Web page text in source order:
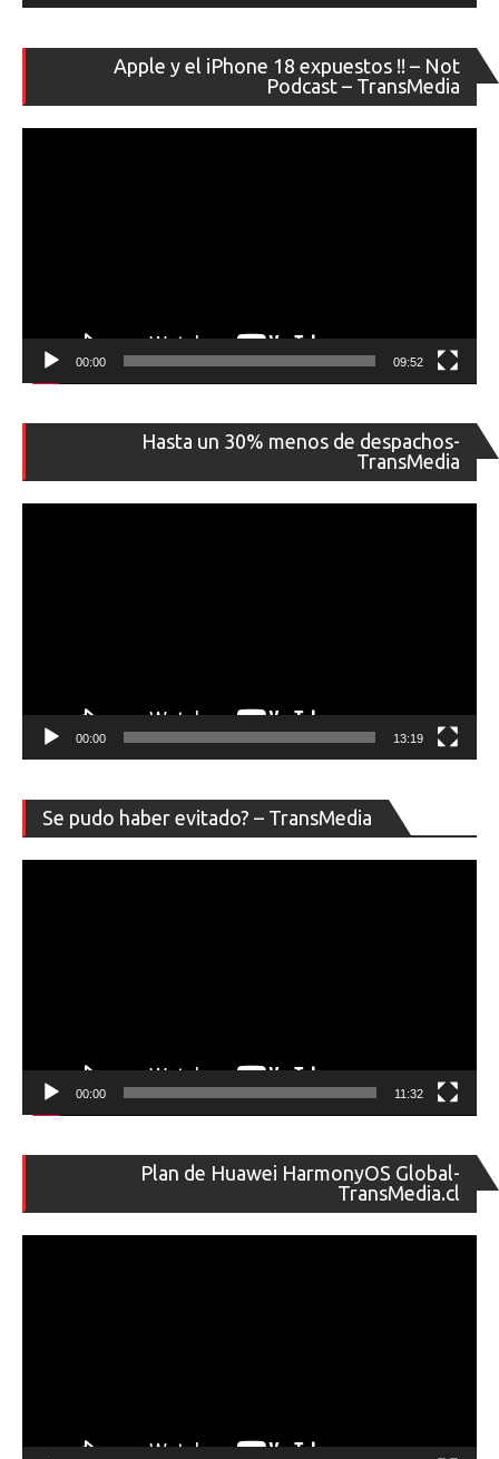
Apple y el iPhone 18 expuestos !! – Not
Podcast – TransMedia
de
00:00 09:52
Hasta un 30% menos de despachos-
TransMedia
de
00:00 13:19
Se pudo haber evitado? – TransMedia
de
00:00 11:32
Plan de Huawei HarmonyOS Global-
TransMedia.cl
de